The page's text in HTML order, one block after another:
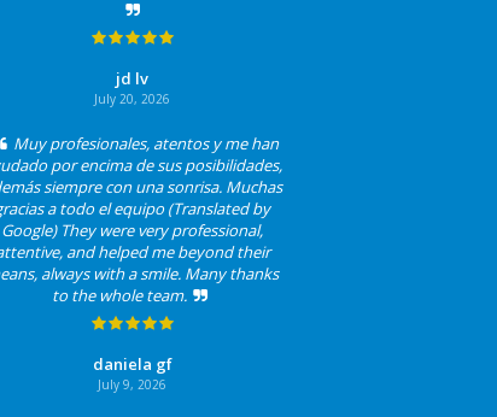
jd lv
July 20, 2026
Muy profesionales, atentos y me han
por encima de sus posibilidades,
siempre con una sonrisa. Muchas
a todo el equipo (Translated by
Google) They were very professional,
and helped me beyond their
always with a smile. Many thanks
to the whole team.
daniela gf
July 9, 2026